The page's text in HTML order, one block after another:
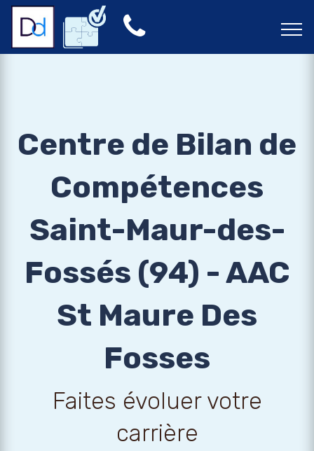
Centre de Bilan de
Compétences
Saint-Maur-des-
Fossés (94) - AAC
St Maure Des
Fosses
Faites évoluer votre
carrière